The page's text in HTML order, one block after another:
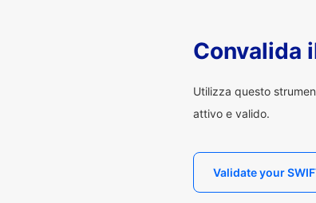
Convalida
Utilizza questo
attivo e valido.
Validate your